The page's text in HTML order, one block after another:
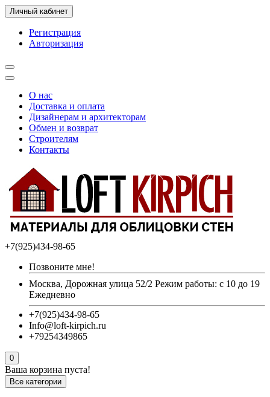
Личный кабинет
Регистрация
Авторизация
О нас
Доставка и оплата
Дизайнерам и архитекторам
Обмен и возврат
Строителям
Контакты
+7(925)434-98-65
Позвоните мне!
Москва, Дорожная улица 52/2 Режим работы: с 10 до 19
Ежедневно
+7(925)434-98-65
Info@loft-kirpich.ru
+79254349865
0
Ваша корзина пуста!
Все категории